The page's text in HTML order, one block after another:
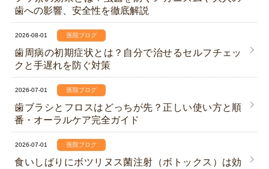
歯への影響、安全性を徹底解説
2026-08-01 医院ブログ
歯周病の初期症状とは？自分で治せるセルフチェッ
クと手遅れを防ぐ対策
2026-07-01 医院ブログ
歯ブラシとフロスはどっちが先？正しい使い方と順
番・オーラルケア完全ガイド
2026-07-01 医院ブログ
食いしばりにボツリヌス菌注射（ボトックス）は効